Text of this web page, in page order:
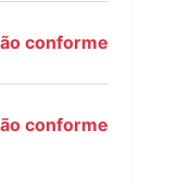
conforme
conforme